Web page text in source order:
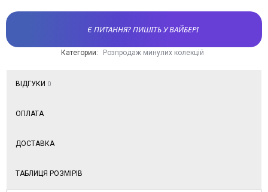
Є ПИТАННЯ? ПИШІТЬ У ВАЙБЕРІ
Категории: Розпродаж минулих колекцій
ВІДГУКИ 0
ОПЛАТА
ДОСТАВКА
ТАБЛИЦЯ РОЗМІРІВ